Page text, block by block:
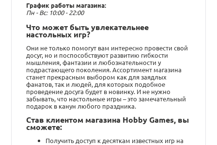
График работы магазина:
Пн - Вс: 10:00 - 22:00
Что может быть увлекательнее
настольных игр?
Они не только помогут вам интересно провести свой
досуг, но и поспособствуют развитию гибкости
мышления, фантазии и любознательности у
подрастающего поколения. Ассортимент магазина
станет прекрасным выбором как для заядлых
фанатов, так и людей, для которых подобное
проведение досуга будет в новинку. И не нужно
забывать, что настольные игры – это замечательный
подарок в канун любого праздника.
Став клиентом магазина Hobby Games, вы
сможете:
Получить доступ к десяткам известных игр на